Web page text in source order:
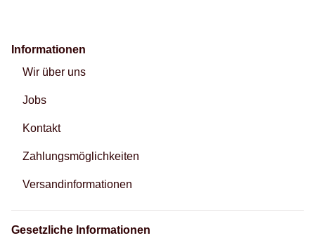
Informationen
Wir über uns
Jobs
Kontakt
Zahlungsmöglichkeiten
Versandinformationen
Gesetzliche Informationen